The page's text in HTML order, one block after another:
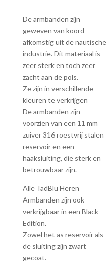
De armbanden zijn
geweven van koord
afkomstig uit de nautische
industrie. Dit materiaal is
zeer sterk en toch zeer
zacht aan de pols.
Ze zijn in verschillende
kleuren te verkrijgen
De armbanden zijn
voorzien van een 11 mm
zuiver 316 roestvrij stalen
reservoir en een
haaksluiting, die sterk en
betrouwbaar zijn.
Alle TadBlu Heren
Armbanden zijn ook
verkrijgbaar in een Black
Edition.
Zowel het as reservoir als
de sluiting zijn zwart
gecoat.